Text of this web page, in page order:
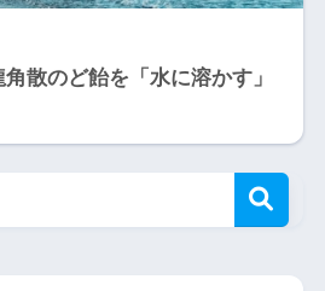
散のど飴を「水に溶かす」